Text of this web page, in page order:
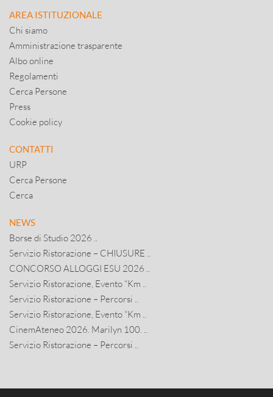
AREA ISTITUZIONALE
Chi siamo
Amministrazione trasparente
Albo online
Regolamenti
Cerca Persone
Press
Cookie policy
CONTATTI
URP
Cerca Persone
Cerca
NEWS
Borse di Studio 2026 ..
Servizio Ristorazione – CHIUSURE ..
CONCORSO ALLOGGI ESU 2026 ..
Servizio Ristorazione, Evento “Km ..
Servizio Ristorazione – Percorsi ..
Servizio Ristorazione, Evento “Km ..
CinemAteneo 2026. Marilyn 100. ..
Servizio Ristorazione – Percorsi ..